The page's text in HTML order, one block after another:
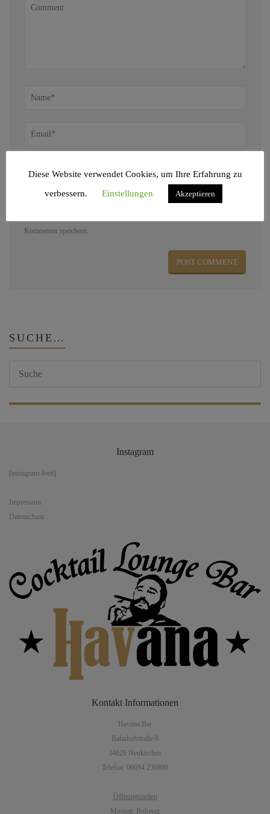
Kommentar speichern.
SUCHE…
Instagram
[instagram-feed]
Impressum
Datenschutz
Kontakt Informationen
Havana Bar
Bahnhofstraße 8
34626 Neukirchen
Telefon: 06694 236890
Öffnungszeiten
Montag: Ruhetag
Diese Website verwendet Cookies, um Ihre Erfahrung zu
verbessern.
Einstellungen Akzeptieren